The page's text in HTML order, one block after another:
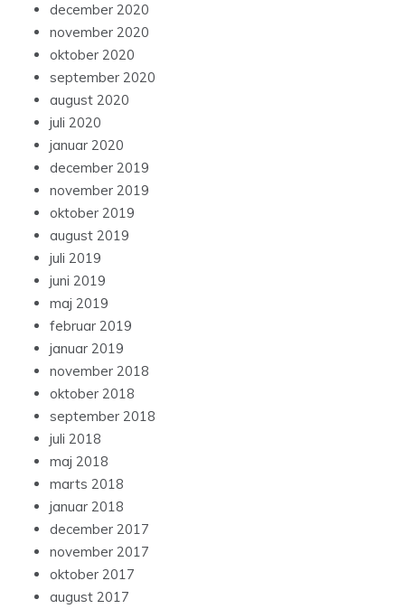
december 2020
november 2020
oktober 2020
september 2020
august 2020
juli 2020
januar 2020
december 2019
november 2019
oktober 2019
august 2019
juli 2019
juni 2019
maj 2019
februar 2019
januar 2019
november 2018
oktober 2018
september 2018
juli 2018
maj 2018
marts 2018
januar 2018
december 2017
november 2017
oktober 2017
august 2017